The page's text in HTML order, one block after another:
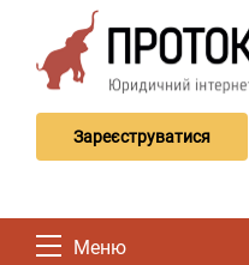
Зареєструватися
Меню